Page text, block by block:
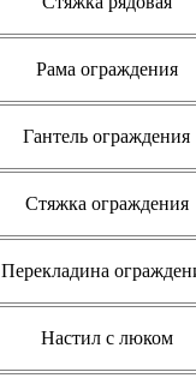
Рама ограждения
Гантель ограждения
Стяжка ограждения
Перекладина
Настил с люком